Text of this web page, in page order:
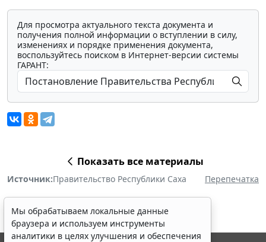
Для просмотра актуального текста документа и
получения полной информации о вступлении в силу,
изменениях и порядке применения документа,
воспользуйтесь поиском в Интернет-версии системы
ГАРАНТ:
Показать все материалы
Источник:Правительство Республики Саха Перепечатка
Мы обрабатываем локальные данные
браузера и используем инструменты
аналитики в целях улучшения и обеспечения